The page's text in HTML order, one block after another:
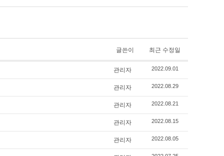
글쓴이 최근 수정일
관리자 2022.09.01
관리자 2022.08.29
관리자 2022.08.21
관리자 2022.08.15
관리자 2022.08.05